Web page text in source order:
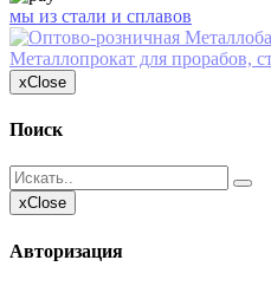
мы из стали и сплавов
xClose
Поиск
xClose
Авторизация